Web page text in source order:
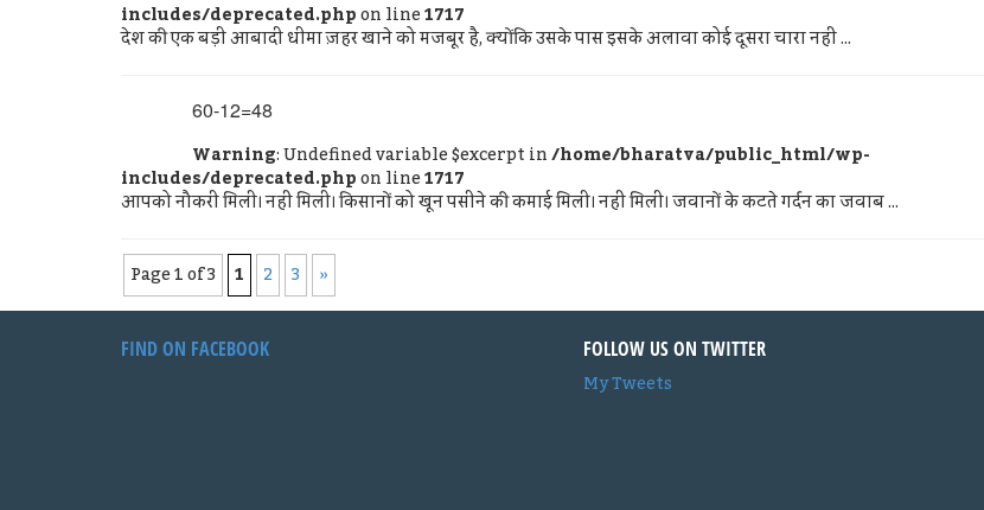
includes/deprecated.phpon line1717
देश की एक बड़ी आबादी धीमा ज़हर खाने को मजबूर है, क्योंकि उसके पास इसके अलावा कोई दूसरा चारा नहीं ...
60-12=48
Warning: Undefined variable $excerpt in/home/bharatva/public_html/wp-
includes/deprecated.phpon line1717
आपको नौकरी मिली। नहीं मिली। किसानों को खून पसीने की कमाई मिली। नहीं मिली। जवानों के कटते गर्दन का जवाब ...
Page 1 of 3 1 2 3 »
FIND ON FACEBOOK FOLLOW US ON TWITTER
My Tweets